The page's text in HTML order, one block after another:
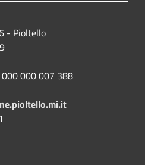
- Pioltello
000 007 388